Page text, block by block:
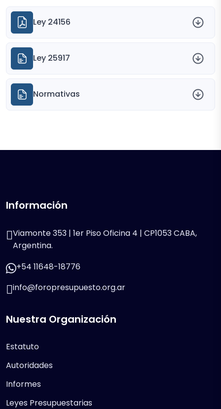
Ley 24156
Ley 25917
Normativas
Información
Viamonte 353 | 1er Piso Oficina 4 | CP1053 CABA,
Argentina.
+54 11648-18776
info@foropresupuesto.org.ar
Nuestra Organización
Estatuto
Autoridades
Informes
Leyes Presupuestarias